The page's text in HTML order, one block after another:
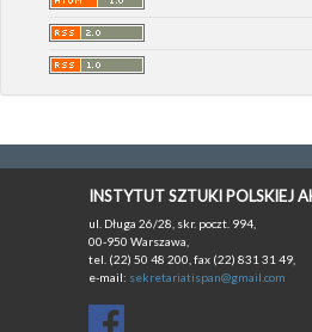
INSTYTUT SZTUKI POLSKIEJ
ul. Długa 26/28, skr. poczt. 994,
00-950 Warszawa,
tel. (22) 50 48 200, fax (22) 831 31 49,
e-mail: sekretariatispan@gmail.com